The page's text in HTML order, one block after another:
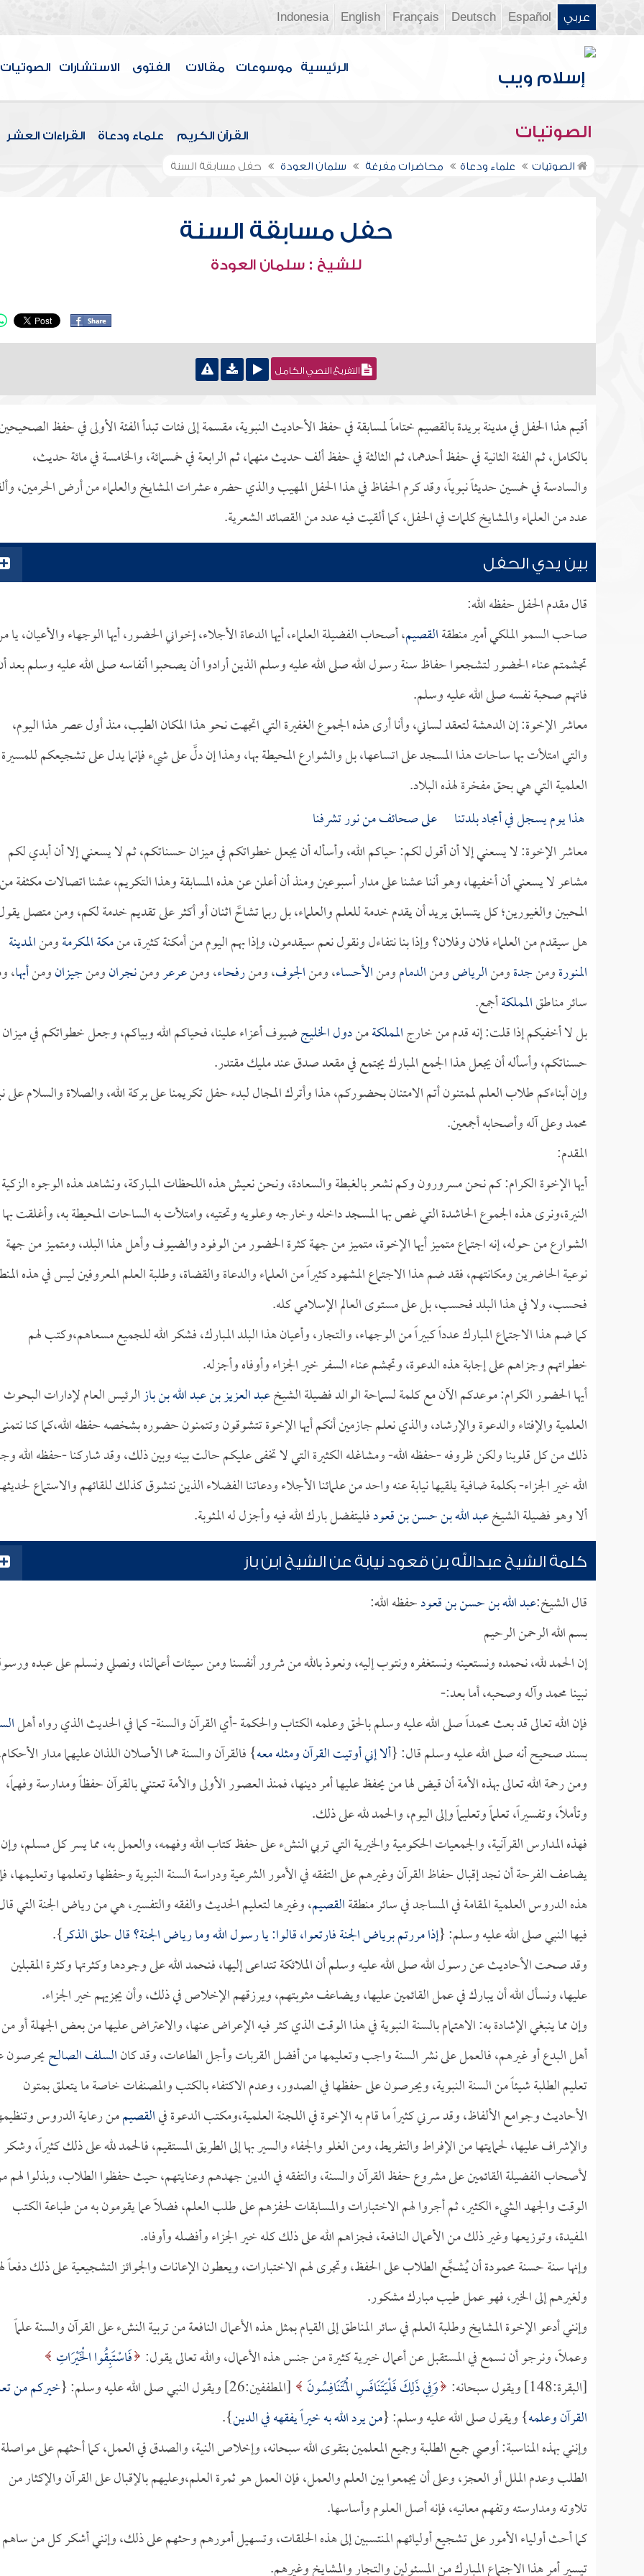
عربي Español
Deutsch
Français
English
Indonesia
الرئيسية موسوعات مقالات الفتوى الاستشارات الصوتيات
الصوتيات القرآن الكريم علماء ودعاة القراءات العشر
الصوتيات علماء ودعاة محاضرات مفرغة سلمان العودة حفل مسابقة السنة
حفل مسابقة السنة
للشيخ : سلمان العودة
التفريغ النصي الكامل
أقيم هذا الحفل في مدينة بريدة بالقصيم ختاماً لمسابقة في حفظ الأحاديث النبوية، مقسمة إلى فئات تبدأ الفئة الأولى في حفظ
بالكامل، ثم الفئة الثانية في حفظ أحدهما، ثم الثالثة في حفظ ألف حديث منهما، ثم الرابعة في خمسمائة، والخامسة في مائة حديث،
والسادسة في خمسين حديثاً نبوياً، وقد كرم الحفاظ في هذا الحفل المهيب والذي حضره عشرات المشايخ والعلماء من أرض الحرمين،
عدد من العلماء والمشايخ كلمات في الحفل، كما ألقيت فيه عدد من القصائد الشعرية.
بين يدي الحفل
قال مقدم الحفل حفظه الله:
صاحب السمو الملكي أمير منطقةالقصيم، أصحاب الفضيلة العلماء، أيها الدعاة الأجلاء، إخواني الحضور، أيها الوجهاء والأعيان، يا
تجشمتم عناء الحضور لتشجعوا حفاظ سنة رسول الله صلى الله عليه وسلم الذين أرادوا أن يصحبوا أنفاسه صلى الله عليه وسلم بعد
فاتهم صحبة نفسه صلى الله عليه وسلم.
معاشر الإخوة: إن الدهشة لتعقد لساني، وأنا أرى هذه الجموع الغفيرة التي اتجهت نحو هذا المكان الطيب، منذ أول عصر هذا اليوم،
والتي امتلأت بها ساحات هذا المسجد على اتساعها، بل والشوارع المحيطة بها، وهذا إن دلَّ على شيء فإنما يدل على تشجيعكم للمسيرة
العلمية التي هي بحق مفخرة لهذه البلاد.
هذا يوم يسجل في أمجاد بلدتنا على صحائف من نور تشرفنا
معاشر الإخوة: لا يسعني إلا أن أقول لكم: حياكم الله، وأسأله أن يجعل خطواتكم في ميزان حسناتكم، ثم لا يسعني إلا أن أبدي لكم
مشاعر لا يسعني أن أخفيها، وهو أننا عشنا على مدار أسبوعين ومنذ أن أعلن عن هذه المسابقة وهذا التكريم، عشنا اتصالات مكثفة من
المحبين والغيورين؛ كل يتسابق يريد أن يقدم خدمة للعلم والعلماء، بل ربما تشاحَّ اثنان أو أكثر على تقديم خدمة لكم، ومن متصل
هل سيقدم من العلماء فلان وفلان؟ وإذا بنا نتفاءل ونقول نعم سيقدمون، وإذا بهم اليوم من أمكنة كثيرة، منمكة المكرمةومنالمدينة
المنورةومنجدةومنالرياضومنالدمامومنالأحساء، ومنالجوف، ومنرفحاء، ومنعرعرومننجرانومنجيزانومنأبها،
سائر مناطقالمملكةأجمع.
بل لا أخفيكم إذا قلت: إنه قدم من خارجالمملكةمندول الخليجضيوف أعزاء علينا، فحياكم الله وبياكم، وجعل خطواتكم في ميزان
حسناتكم، وأسأله أن يجعل هذا الجمع المبارك يجتمع في مقعد صدق عند مليك مقتدر.
وإن أبناءكم طلاب العلم لممتنون أتم الامتنان بحضوركم، هذا وأترك المجال لبدء حفل تكريمنا على بركة الله، والصلاة والسلام على
محمد وعلى آله وأصحابه أجمعين.
المقدم:
أيها الإخوة الكرام: كم نحن مسرورون وكم نشعر بالغبطة والسعادة، ونحن نعيش هذه اللحظات المباركة، ونشاهد هذه الوجوه الزكية
النيرة،ونرى هذه الجموع الحاشدة التي غص بها المسجد داخله وخارجه وعلويه وتحتيه، وامتلأت به الساحات المحيطة به، وأغلقت بها
الشوارع من حوله، إنه اجتماع متميز أيها الإخوة، متميز من جهة كثرة الحضور من الوفود والضيوف وأهل هذا البلد، ومتميز من جهة
نوعية الحاضرين ومكانتهم، فقد ضم هذا الاجتماع المشهود كثيراً من العلماء والدعاة والقضاة، وطلبة العلم المعروفين ليس في هذه
فحسب، ولا في هذا البلد فحسب، بل على مستوى العالم الإسلامي كله.
كما ضم هذا الاجتماع المبارك عدداً كبيراً من الوجهاء، والتجار، وأعيان هذا البلد المبارك، فشكر الله للجميع مسعاهم،وكتب لهم
خطواتهم وجزاهم على إجابة هذه الدعوة، وتجشم عناء السفر خير الجزاء وأوفاه وأجزله.
أيها الحضور الكرام: موعدكم الآن مع كلمة لسماحة الوالد فضيلة الشيخعبد العزيز بن عبد الله بن بازالرئيس العام لإدارات البحوث
العلمية والإفتاء والدعوة والإرشاد، والذي نعلم جازمين أنكم أيها الإخوة تتشوقون وتتمنون حضوره بشخصه حفظه الله،كما كنا
ذلك من كل قلوبنا ولكن ظروفه -حفظه الله- ومشاغله الكثيرة التي لا تخفى عليكم حالت بينه وبين ذلك، وقد شاركنا -حفظه الله
الله خير الجزاء- بكلمة ضافية يلقيها نيابة عنه واحد من علمائنا الأجلاء ودعاتنا الفضلاء الذين نتشوق كذلك للقائهم والاستماع
ألا وهو فضيلة الشيخعبد الله بن حسن بن قعودفليتفضل بارك الله فيه وأجزل له المثوبة.
كلمة الشيخ عبدالله بن قعود نيابة عن الشيخ ابن باز
قال الشيخ:عبد الله بن حسن بن قعودحفظه الله:
بسم الله الرحمن الرحيم
إن الحمد لله، نحمده ونستعينه ونستغفره ونتوب إليه، ونعوذ بالله من شرور أنفسنا ومن سيئات أعمالنا، ونصلي ونسلم على عبده
نبينا محمد وآله وصحبه، أما بعد:-
فإن الله تعالى قد بعث محمداً صلى الله عليه وسلم بالحق وعلمه الكتاب والحكمة -أي القرآن والسنة- كما في الحديث الذي رواه أهل
بسند صحيح أنه صلى الله عليه وسلم قال: {ألا إني أوتيت القرآن ومثله معه} فالقرآن والسنة هما الأصلان اللذان عليهما مدار
ومن رحمة الله تعالى بهذه الأمة أن قيض لها من يحفظ عليها أمر دينها، فمنذ العصور الأولى والأمة تعتني بالقرآن حفظاً ومدارسة وفهماً،
وتأملاً، وتفسيراً، تعلماً وتعليماً وإلى اليوم، والحمد لله على ذلك.
فهذه المدارس القرآنية، والجمعيات الحكومية والخيرية التي تربي النشء على حفظ كتاب الله وفهمه، والعمل به، مما يسر كل مسلم، وإن
يضاعف الفرحة أن نجد إقبال حفاظ القرآن وغيرهم على التفقه في الأمور الشرعية ودراسة السنة النبوية وحفظها وتعلمها وتعليمها،
هذه الدروس العلمية المقامة في المساجد في سائر منطقةالقصيم، وغيرها لتعليم الحديث والفقه والتفسير، هي من رياض الجنة التي
فيها النبي صلى الله عليه وسلم: {إذا مررتم برياض الجنة فارتعوا، قالوا: يا رسول الله وما رياض الجنة؟ قال حلق الذكر}.
وقد صحت الأحاديث عن رسول الله صلى الله عليه وسلم أن الملائكة تتداعى إليها، فنحمد الله على وجودها وكثرتها وكثرة المقبلين
عليها، ونسأل الله أن يبارك في عمل القائمين عليها، ويضاعف مثوبتهم، ويرزقهم الإخلاص في ذلك، وأن يجزيهم خير الجزاء.
وإن مما ينبغي الإشادة به: الاهتمام بالسنة النبوية في هذا الوقت الذي كثر فيه الإعراض عنها، والاعتراض عليها من بعض الجهلة أو من
أهل البدع أو غيرهم، فالعمل على نشر السنة واجب وتعليمها من أفضل القربات وأجل الطاعات، وقد كانالسلف الصالحيحرصون
تعليم الطلبة شيئاً من السنة النبوية، ويحرصون على حفظها في الصدور، وعدم الاكتفاء بالكتب والمصنفات خاصة ما يتعلق بمتون
الأحاديث وجوامع الألفاظ، وقد سرني كثيراً ما قام به الإخوة في اللجنة العلمية،ومكتب الدعوة فيالقصيممن رعاية الدروس
والإشراف عليها، لحمايتها من الإفراط والتفريط، ومن الغلو والجفاء والسير بها إلى الطريق المستقيم، فالحمد لله على ذلك كثيراً، وشكر
لأصحاب الفضيلة القائمين على مشروع حفظ القرآن والسنة، والتفقه في الدين جهدهم وعنايتهم، حيث حفظوا الطلاب، وبذلوا لهم
الوقت والجهد الشيء الكثير، ثم أجروا لهم الاختبارات والمسابقات لحفزهم على طلب العلم، فضلاً عما يقومون به من طباعة الكتب
المفيدة، وتوزيعها وغير ذلك من الأعمال النافعة، فجزاهم الله على ذلك كله خير الجزاء وأفضله وأوفاه.
وإنها سنة حسنة محمودة أن يُشجَّع الطلاب على الحفظ، وتجرى لهم الاختبارات، ويعطون الإعانات والجوائز التشجيعية على ذلك دفعاً
ولغيرهم إلى الخير، فهو عمل طيب مبارك مشكور.
وإنني أدعو الإخوة المشايخ وطلبة العلم في سائر المناطق إلى القيام بمثل هذه الأعمال النافعة من تربية النشء على القرآن والسنة علماً
وعملاً، ونرجو أن نسمع في المستقبل عن أعمال خيرية كثيرة من جنس هذه الأعمال، والله تعالى يقول: فَاسْتَبِقُوا الْخَيْرَاتِ
[البقرة:148] ويقول سبحانه:
وَفِي ذَلِكَ فَلْيَتَنَافَسِ الْمُتَنَافِسُونَ [المطففين:26] ويقول النبي صلى الله عليه وسلم: {
خيركم من
القرآن وعلمه} ويقول صلى الله عليه وسلم: {من يرد الله به خيراً يفقهه في الدين}.
وإنني بهذه المناسبة: أوصي جميع الطلبة وجميع المعلمين بتقوى الله سبحانه، وإخلاص النية، والصدق في العمل، كما أحثهم على مواصلة
الطلب وعدم الملل أو العجز، وعلى أن يجمعوا بين العلم والعمل، فإن العمل هو ثمرة العلم،وعليهم بالإقبال على القرآن والإكثار من
تلاوته ومدارسته وتفهم معانيه، فإنه أصل العلوم وأساسها.
كما أحث أولياء الأمور على تشجيع أوليائهم المنتسبين إلى هذه الحلقات، وتسهيل أمورهم وحثهم على ذلك، وإنني أشكر كل من
تيسير أمر هذا الاجتماع المبارك من المسئولين والتجار والمشايخ وغيرهم.